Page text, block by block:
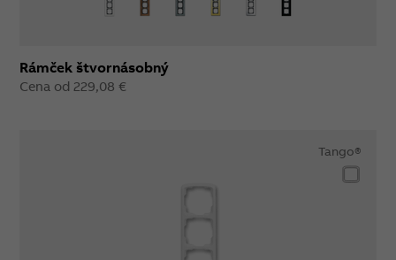
Rámček štvornásobný
Cena od 229,08 €
Tango®